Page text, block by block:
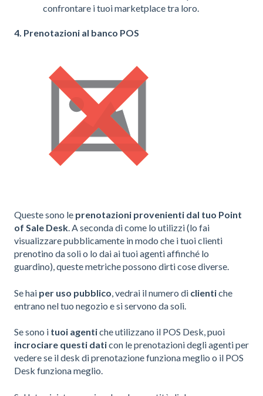
confrontare i tuoi marketplace tra loro.
4. Prenotazioni al banco POS
Queste sono le prenotazioni provenienti dal tuo Point
of Sale Desk. A seconda di come lo utilizzi (lo fai
visualizzare pubblicamente in modo che i tuoi clienti
prenotino da soli o lo dai ai tuoi agenti affinché lo
guardino), queste metriche possono dirti cose diverse.
Se hai per uso pubblico, vedrai il numero di clientiche
entrano nel tuo negozio e si servono da soli.
Se sono i tuoi agentiche utilizzano il POS Desk, puoi
incrociare questi daticon le prenotazioni degli agenti per
vedere se il desk di prenotazione funziona meglio o il POS
Desk funziona meglio.